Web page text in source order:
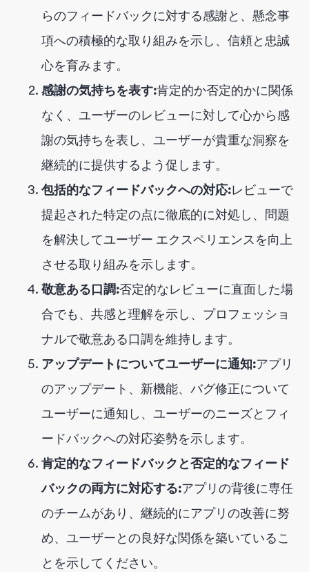
らのフィードバックに対する感謝と、懸念事
項への積極的な取り組みを示し、信頼と忠誠
心を育みます。
感謝の気持ちを表す:肯定的か否定的かに関係
なく、ユーザーのレビューに対して心から感
謝の気持ちを表し、ユーザーが貴重な洞察を
継続的に提供するよう促します。
包括的なフィードバックへの対応:レビューで
提起された特定の点に徹底的に対処し、問題
を解決してユーザー エクスペリエンスを向上
させる取り組みを示します。
敬意ある口調:否定的なレビューに直面した場
合でも、共感と理解を示し、プロフェッショ
ナルで敬意ある口調を維持します。
アップデートについてユーザーに通知:アプリ
のアップデート、新機能、バグ修正について
ユーザーに通知し、ユーザーのニーズとフィ
ードバックへの対応姿勢を示します。
肯定的なフィードバックと否定的なフィード
バックの両方に対応する:アプリの背後に専任
のチームがあり、継続的にアプリの改善に努
め、ユーザーとの良好な関係を築いているこ
とを示してください。